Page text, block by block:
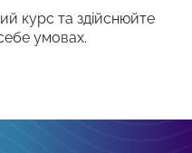
курс та здійснюйте
умовах.